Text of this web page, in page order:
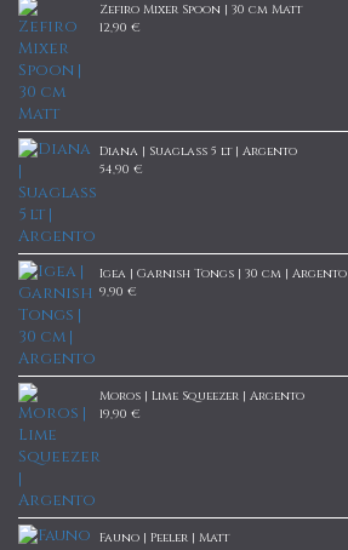
Zefiro Mixer Spoon | 30 cm Matt
12,90 €
Diana | Suaglass 5 lt | Argento
54,90 €
Igea | Garnish Tongs | 30 cm | Argento
9,90 €
Moros | Lime Squeezer | Argento
19,90 €
Fauno | Peeler | Matt